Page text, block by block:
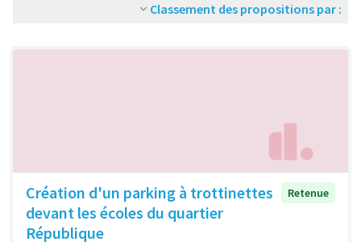
Classement des propositions par :
Création d'un parking à trottinettes
devant les écoles du quartier
République
Retenue